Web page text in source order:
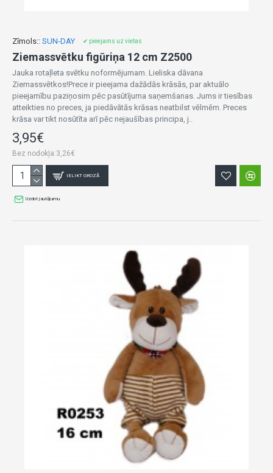
Zīmols:: SUN-DAY ✔ pieejams uz vietas
Ziemassvētku figūriņa 12 cm Z2500
Jauka rotaļleta svētku noformējumam. Lieliska dāvana
Ziemassvētkos!Prece ir pieejama dažādās krāsās, par aktuālo
pieejamību paziņosim pēc pasūtījuma saņemšanas. Jums ir tiesības
atteikties no preces, ja piedāvātās krāsas neatbilst vēlmēm. Preces
krāsa var tikt nosūtīta arī pēc nejaušības principa, j..
3,95€
Bez nodokļa:3,26€
IELIKT GROZĀ
Uzdot jautājumu